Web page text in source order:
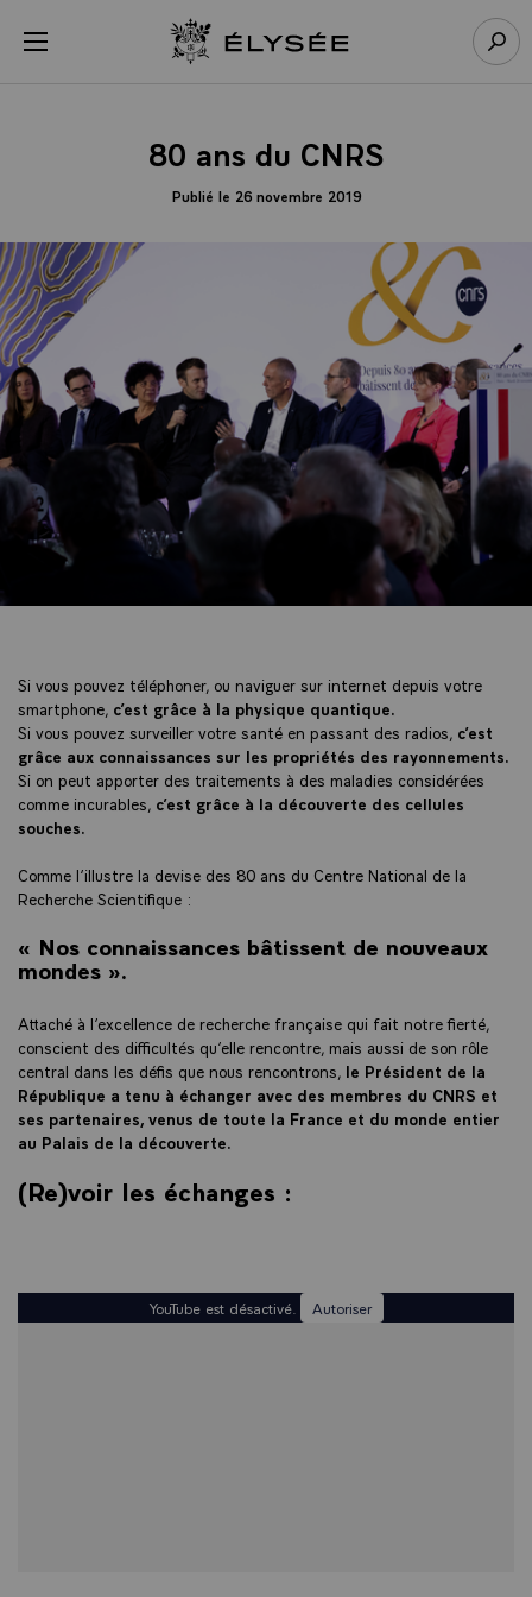
menu Retour à l’accueil Élysée
80 ans du CNRS
Publié le 26 novembre 2019
Si vous pouvez téléphoner, ou naviguer sur internet depuis votre
smartphone, c’est grâce à la physique quantique.
Si vous pouvez surveiller votre santé en passant des radios, c’est
grâce aux connaissances sur les propriétés des rayonnements.
Si on peut apporter des traitements à des maladies considérées
comme incurables, c’est grâce à la découverte des cellules
souches.
Comme l’illustre la devise des 80 ans du Centre National de la
Recherche Scientifique :
« Nos connaissances bâtissent de nouveaux
mondes ».
Attaché à l’excellence de recherche française qui fait notre fierté,
conscient des difficultés qu’elle rencontre, mais aussi de son rôle
central dans les défis que nous rencontrons, le Président de la
République a tenu à échanger avec des membres du CNRS et
ses partenaires, venus de toute la France et du monde entier
au Palais de la découverte.
(Re)voir les échanges :
YouTube est désactivé. Autoriser
Panneau de gestion des cookies